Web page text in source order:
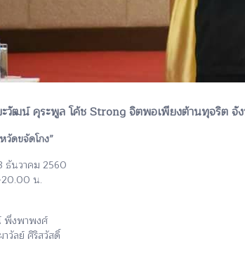
ฒน์ คุระพูล โค้ช Strong จิตพอเพียงต้านทุจริต จัง
วัดขจัดโกง”
ธันวาคม 2560
20.00 น.
งพาพงศ์
วัลย์ ศิริสวัสดิ์